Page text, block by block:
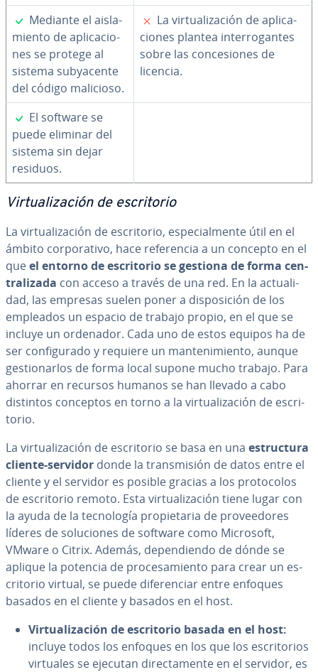
✓
Mediante el ai­s­la­
mie­n­to de apli­ca­cio­
nes se protege al
sistema su­b­ya­ce­n­te
del código malicioso.
✗
La vi­r­tua­li­za­ción de apli­ca­
cio­nes plantea in­te­rro­ga­n­tes
sobre las co­n­ce­sio­nes de
licencia.
✓
El software se
puede eliminar del
sistema sin dejar
residuos.
Vi­r­tua­li­za­ción de es­cri­to­rio
La vi­r­tua­li­za­ción de es­cri­to­rio, es­pe­cia­l­me­n­te útil en el
ámbito co­r­po­ra­ti­vo, hace re­fe­re­n­cia a un concepto en el
queel entorno de es­cri­to­rio se gestiona de forma ce­n­
tra­li­za­da con acceso a través de una red. En la ac­tua­li­
dad, las empresas suelen poner a di­s­po­si­ción de los
empleados un espacio de trabajo propio, en el que se
incluye un ordenador. Cada uno de estos equipos ha de
ser co­n­fi­gu­ra­do y requiere un ma­n­te­ni­mie­n­to, aunque
ge­s­tio­nar­los de forma local supone mucho trabajo. Para
ahorrar en recursos humanos se han llevado a cabo
distintos conceptos en torno a la vi­r­tua­li­za­ción de es­cri­
to­rio.
La vi­r­tua­li­za­ción de es­cri­to­rio se basa en una es­tru­c­tu­ra
cliente-servidor donde la tra­n­s­mi­sión de datos entre el
cliente y el servidor es posible gracias a los pro­to­co­los
de es­cri­to­rio remoto. Esta vi­r­tua­li­za­ción tiene lugar con
la ayuda de la te­c­no­lo­gía pro­pie­ta­ria de pro­vee­do­res
líderes de so­lu­cio­nes de software como Microsoft,
VMware o Citrix. Además, de­pe­n­die­n­do de dónde se
aplique la potencia de pro­ce­sa­mie­n­to para crear un es­
cri­to­rio virtual, se puede di­fe­re­n­ciar entre enfoques
basados en el cliente y basados en el host.
Vi­r­tua­li­za­ción de es­cri­to­rio basada en el host:
incluye todos los enfoques en los que los es­cri­to­rios
virtuales se ejecutan di­re­c­ta­me­n­te en el servidor, es